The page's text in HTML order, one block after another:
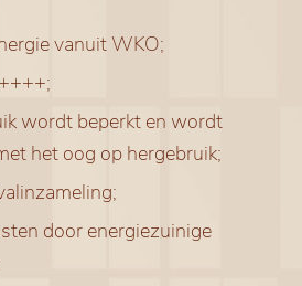
vanuit WKO;
wordt beperkt en wordt
het oog op hergebruik;
door energiezuinige